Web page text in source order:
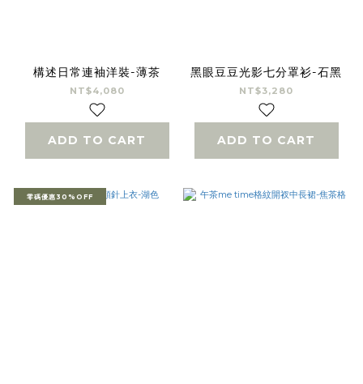
構述日常連袖洋裝-薄茶
NT$4,080
ADD TO CART
黑眼豆豆光影七分罩衫-石黑
NT$3,280
ADD TO CART
零碼優惠30%OFF